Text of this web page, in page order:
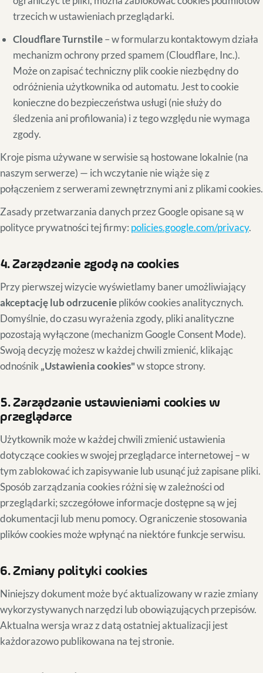
trzecich w ustawieniach przeglądarki.
Cloudflare Turnstile– w formularzu kontaktowym działa
mechanizm ochrony przed spamem (Cloudflare, Inc.).
Może on zapisać techniczny plik cookie niezbędny do
odróżnienia użytkownika od automatu. Jest to cookie
konieczne do bezpieczeństwa usługi (nie służy do
śledzenia ani profilowania) i z tego względu nie wymaga
zgody.
Kroje pisma używane w serwisie są hostowane lokalnie (na
naszym serwerze) — ich wczytanie nie wiąże się z
połączeniem z serwerami zewnętrznymi ani z plikami cookies.
Zasady przetwarzania danych przez Google opisane są w
polityce prywatności tej firmy: policies.google.com/privacy.
4. Zarządzanie zgodą na cookies
Przy pierwszej wizycie wyświetlamy baner umożliwiający
akceptację lub odrzucenieplików cookies analitycznych.
Domyślnie, do czasu wyrażenia zgody, pliki analityczne
pozostają wyłączone (mechanizm Google Consent Mode).
Swoją decyzję możesz w każdej chwili zmienić, klikając
odnośnik „Ustawienia cookies"w stopce strony.
5. Zarządzanie ustawieniami cookies w
przeglądarce
Użytkownik może w każdej chwili zmienić ustawienia
dotyczące cookies w swojej przeglądarce internetowej – w
tym zablokować ich zapisywanie lub usunąć już zapisane pliki.
Sposób zarządzania cookies różni się w zależności od
przeglądarki; szczegółowe informacje dostępne są w jej
dokumentacji lub menu pomocy. Ograniczenie stosowania
plików cookies może wpłynąć na niektóre funkcje serwisu.
6. Zmiany polityki cookies
Niniejszy dokument może być aktualizowany w razie zmiany
wykorzystywanych narzędzi lub obowiązujących przepisów.
Aktualna wersja wraz z datą ostatniej aktualizacji jest
każdorazowo publikowana na tej stronie.